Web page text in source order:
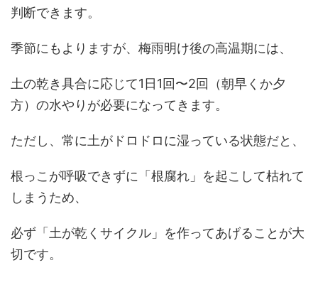
判断できます。
季節にもよりますが、梅雨明け後の高温期には、
土の乾き具合に応じて1日1回〜2回（朝早くか夕
方）の水やりが必要になってきます。
ただし、常に土がドロドロに湿っている状態だと、
根っこが呼吸できずに「根腐れ」を起こして枯れて
しまうため、
必ず「土が乾くサイクル」を作ってあげることが大
切です。